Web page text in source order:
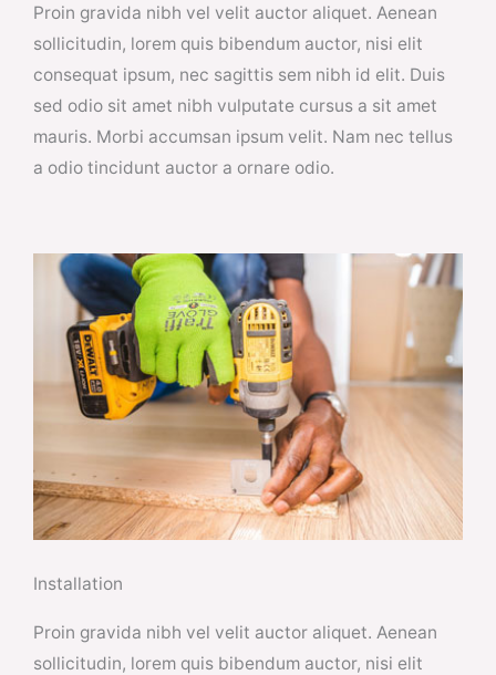
Proin gravida nibh vel velit auctor aliquet. Aenean
sollicitudin, lorem quis bibendum auctor, nisi elit
consequat ipsum, nec sagittis sem nibh id elit. Duis
sed odio sit amet nibh vulputate cursus a sit amet
mauris. Morbi accumsan ipsum velit. Nam nec tellus
a odio tincidunt auctor a ornare odio.
Installation
Proin gravida nibh vel velit auctor aliquet. Aenean
sollicitudin, lorem quis bibendum auctor, nisi elit